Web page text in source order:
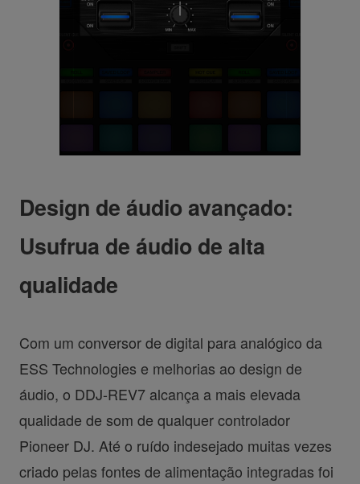
Design de áudio avançado:
Usufrua de áudio de alta
qualidade
Com um conversor de digital para analógico da
ESS Technologies e melhorias ao design de
áudio, o DDJ-REV7 alcança a mais elevada
qualidade de som de qualquer controlador
Pioneer DJ. Até o ruído indesejado muitas vezes
criado pelas fontes de alimentação integradas foi